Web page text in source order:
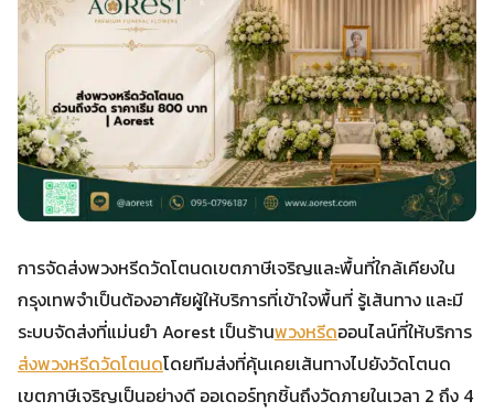
การจัดส่งพวงหรีดวัดโตนดเขตภาษีเจริญและพื้นที่ใกล้เคียงใน
กรุงเทพจำเป็นต้องอาศัยผู้ให้บริการที่เข้าใจพื้นที่ รู้เส้นทาง และมี
ระบบจัดส่งที่แม่นยำ Aorest เป็นร้านพวงหรีดออนไลน์ที่ให้บริการ
ส่งพวงหรีดวัดโตนดโดยทีมส่งที่คุ้นเคยเส้นทางไปยังวัดโตนด
เขตภาษีเจริญเป็นอย่างดี ออเดอร์ทุกชิ้นถึงวัดภายในเวลา 2 ถึง 4